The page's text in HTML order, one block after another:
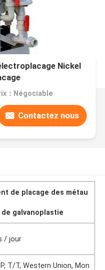
Nickel
：Négociable
Contactez nous
de placage des métau
galvanoplastie
/ jour
T/T, Western Union, Mon